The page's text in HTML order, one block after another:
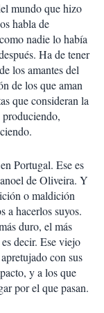
mundo que hizo
habla de
nadie lo había
Ha de tener
los amantes del
de los que aman
que consideran la
Portugal. Ese es
de Oliveira. Y
o maldición
a hacerlos suyos.
duro, el más
decir. Ese viejo
con sus
y a los que
por el que pasan.